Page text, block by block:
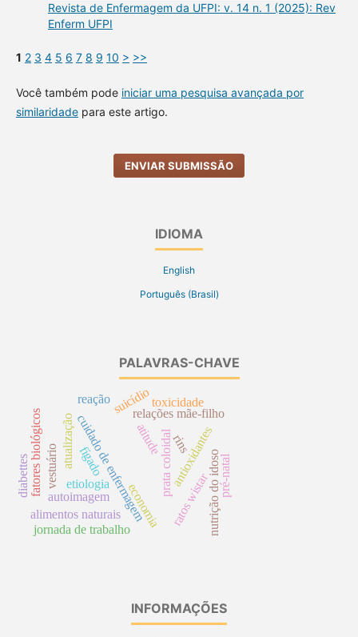
Revista de Enfermagem da UFPI: v. 14 n. 1 (2025): Rev
Enferm UFPI
1 2 3 4 5 6 7 8 9 10 > >>
Você também pode iniciar uma pesquisa avançada por
similaridadepara este artigo.
ENVIAR SUBMISSÃO
IDIOMA
English
Português (Brasil)
PALAVRAS-CHAVE
cuidado de enfermagem prata coloidal
etiologia
atualização antioxidantes
alimentos naturais nutrição do idoso
relações mãe-filho
autoimagem
fatores biológicos rins
suicídio
jornada de trabalho
vestuário
economia
fígado
reação
diabettes
toxicidade
ratos wistar
atitude
pré-natal
INFORMAÇÕES